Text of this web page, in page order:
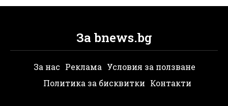
За bnews.bg
За нас Реклама Условия за ползване
Политика за бисквитки Контакти